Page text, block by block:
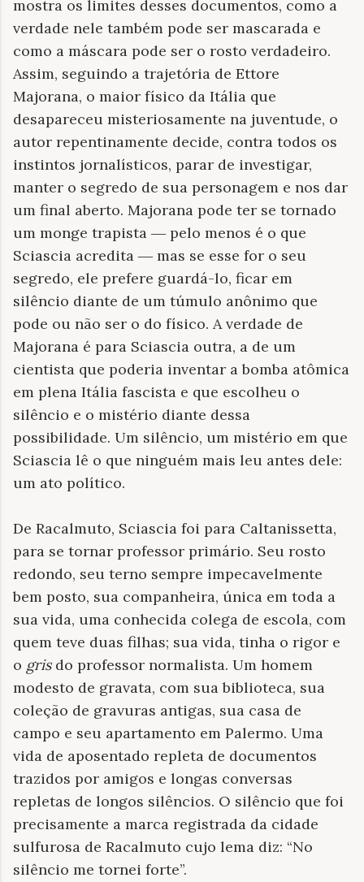
mostra os limites desses documentos, como a
verdade nele também pode ser mascarada e
como a máscara pode ser o rosto verdadeiro.
Assim, seguindo a trajetória de Ettore
Majorana, o maior físico da Itália que
desapareceu misteriosamente na juventude, o
autor repentinamente decide, contra todos os
instintos jornalísticos, parar de investigar,
manter o segredo de sua personagem e nos dar
um final aberto. Majorana pode ter se tornado
um monge trapista ― pelo menos é o que
Sciascia acredita ― mas se esse for o seu
segredo, ele prefere guardá-lo, ficar em
silêncio diante de um túmulo anônimo que
pode ou não ser o do físico. A verdade de
Majorana é para Sciascia outra, a de um
cientista que poderia inventar a bomba atômica
em plena Itália fascista e que escolheu o
silêncio e o mistério diante dessa
possibilidade. Um silêncio, um mistério em que
Sciascia lê o que ninguém mais leu antes dele:
um ato político.
De Racalmuto, Sciascia foi para Caltanissetta,
para se tornar professor primário. Seu rosto
redondo, seu terno sempre impecavelmente
bem posto, sua companheira, única em toda a
sua vida, uma conhecida colega de escola, com
quem teve duas filhas; sua vida, tinha o rigor e
o grisdo professor normalista. Um homem
modesto de gravata, com sua biblioteca, sua
coleção de gravuras antigas, sua casa de
campo e seu apartamento em Palermo. Uma
vida de aposentado repleta de documentos
trazidos por amigos e longas conversas
repletas de longos silêncios. O silêncio que foi
precisamente a marca registrada da cidade
sulfurosa de Racalmuto cujo lema diz: “No
silêncio me tornei forte”.